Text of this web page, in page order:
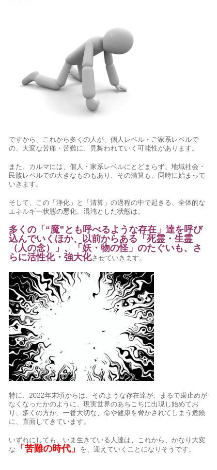
ですから、これから多くの人が、個人レベル・ご家系レベルで
の、大変な苦痛・苦難に、見舞われていく可能性があります。
また、カルマには、個人・家系レベルにとどまらず、地域社会・
民族レベルでの大きなものもあり、その清算も、同時に始まって
いきます。
そして、この「浄化」と「清算」の過程の中で起きる、全体的な
エネルギー状態の悪化、混沌とした状態は。
多くの「“魔”とも呼べるような存在」達を呼び
込んでいくほか、以前からある「死霊・生霊
（人の念）」、「妖・物の怪」のたぐいも、さ
らに活性化・強大化させていきます。
特に、2022年末頃からは、そのような存在達が、まるで歯止めが
なくなったかのように、現実世界のあちこちに出現し始めてお
り、多くの方が、一番大切な、命や健康を脅かされてしまう危険
に、直面してきています。
いずれにしても、いま生きている人達は、これから、かなり大変
な
「苦難の時代」 を、迎えていくことになりそうです。